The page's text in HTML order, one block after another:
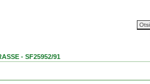
- SF25952/91